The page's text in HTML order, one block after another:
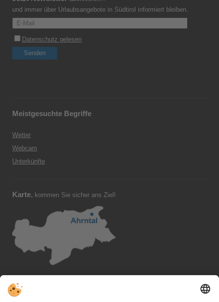
und immer über Urlaubsangebote in Südtirol informiert bleiben.
Meistgesuchte Begriffe
Wetter
Webcam
Unterkünfte
Karte, kommen Sie sicher ans Ziel!
Folgen Sie uns